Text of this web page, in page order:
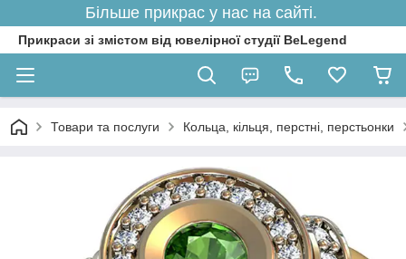
Більше прикрас у нас на сайті.
Прикраси зі змістом від ювелірної студії BeLegend
Товари та послуги Кольца, кільця, перстні, перстьонки